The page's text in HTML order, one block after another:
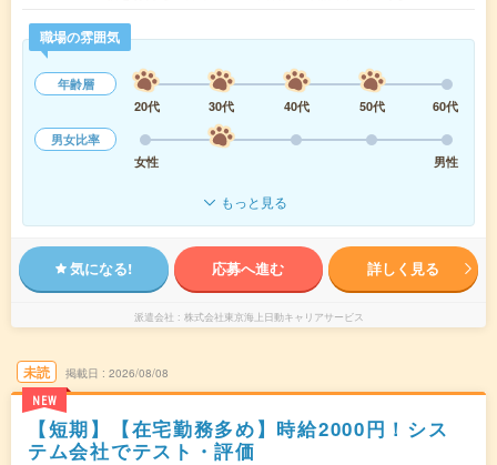
職場の雰囲気
年齢層
20代
30代 40代 50代
60代
男女比率
女性
男性
もっと見る
気になる! 応募へ進む 詳しく見る
派遣会社 株式会社東京海上日動キャリアサービス
未読
NEW
掲載日 2026/08/08
【短期】【在宅勤務多め】時給2000円！シス
テム会社でテスト・評価